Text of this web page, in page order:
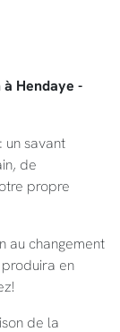
Hendaye -
un savant
de
propre
au changement
en
de la